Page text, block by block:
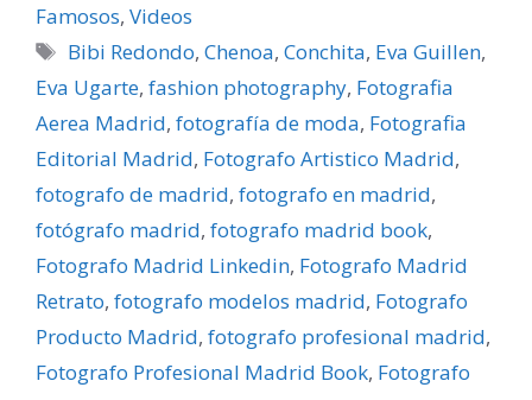
Famosos, Videos
Etiquetas
Bibi Redondo,Chenoa,Conchita, Eva Guillen,
Eva Ugarte, fashion photography, Fotografia
Aerea Madrid, fotografía de moda, Fotografia
Editorial Madrid, Fotografo Artistico Madrid,
fotografo de madrid, fotografo en madrid,
fotógrafo madrid, fotografo madrid book,
Fotografo Madrid Linkedin, Fotografo Madrid
Retrato, fotografo modelos madrid, Fotografo
Producto Madrid, fotografo profesional madrid,
Fotografo Profesional Madrid Book, Fotografo